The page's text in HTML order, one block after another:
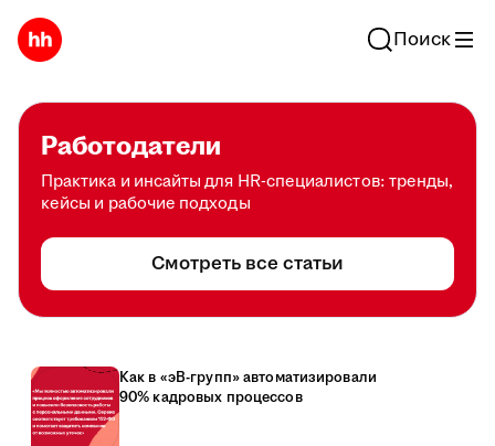
Поиск
Работодатели
Практика и инсайты для HR-специалистов: тренды,
кейсы и рабочие подходы
Смотреть все статьи
Как в «эВ-групп» автоматизировали
90% кадровых процессов